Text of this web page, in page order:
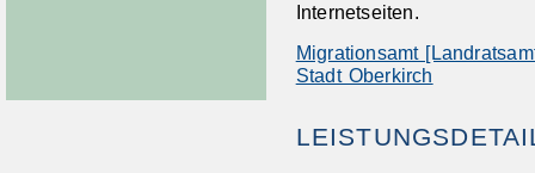
Internetseiten.
Migrationsamt
Stadt Oberkirch